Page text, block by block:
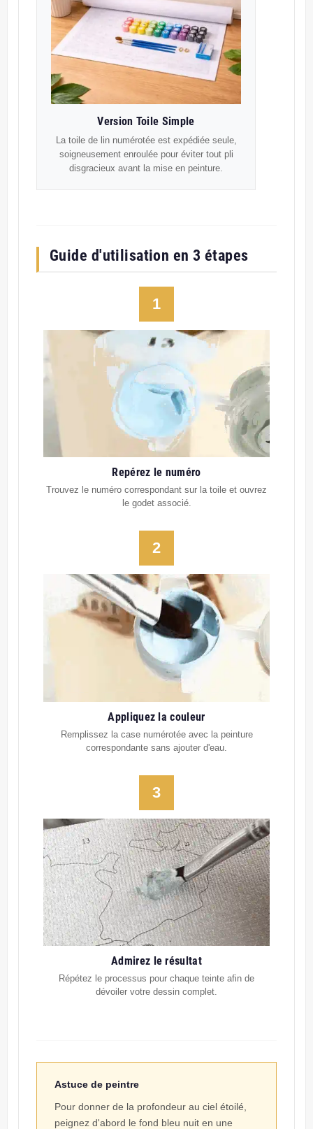
Version Toile Simple
La toile de lin numérotée est expédiée seule,
soigneusement enroulée pour éviter tout pli
disgracieux avant la mise en peinture.
Guide d'utilisation en 3 étapes
1
Repérez le numéro
Trouvez le numéro correspondant sur la toile et ouvrez
le godet associé.
2
Appliquez la couleur
Remplissez la case numérotée avec la peinture
correspondante sans ajouter d'eau.
3
Admirez le résultat
Répétez le processus pour chaque teinte afin de
dévoiler votre dessin complet.
Astuce de peintre
Pour donner de la profondeur au ciel étoilé,
peignez d'abord le fond bleu nuit en une